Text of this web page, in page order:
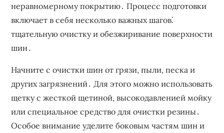
неравномерному покрытию․ Процесс подготовки
включает в себя несколько важных шагов⁚
тщательную очистку и обезжиривание поверхности
шин․
Начните с очистки шин от грязи, пыли, песка и
других загрязнений․ Для этого можно использовать
щетку с жесткой щетиной, высокодавленией мойку
или специальное средство для очистки резины․
Особое внимание уделите боковым частям шин и